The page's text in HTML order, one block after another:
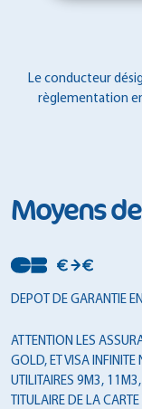
Le conducteur
règlementation
Moyens
DEPOT DE GARANTIE
ATTENTION LES
GOLD, ET VISA INFINITE
UTILITAIRES 9M3,
TITULAIRE DE LA